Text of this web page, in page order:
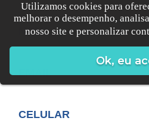
Utilizamos cookies para
melhorar o desempenho,
nosso site e personalizar
Ok, eu
Conversar